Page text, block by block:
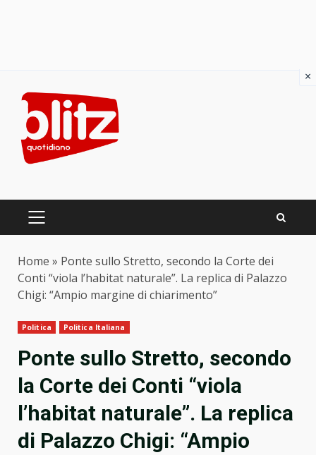
content
PRIMARY
Home » Ponte sullo Stretto, secondo la Corte dei
Conti “viola l’habitat naturale”. La replica di Palazzo
Chigi: “Ampio margine di chiarimento”
Politica Politica Italiana
Ponte sullo Stretto, secondo
la Corte dei Conti “viola
l’habitat naturale”. La replica
di Palazzo Chigi: “Ampio
×